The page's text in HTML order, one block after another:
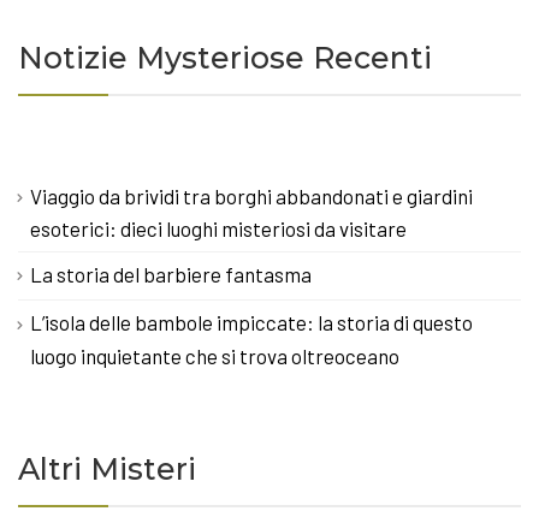
Notizie Mysteriose Recenti
Viaggio da brividi tra borghi abbandonati e giardini
esoterici: dieci luoghi misteriosi da visitare
La storia del barbiere fantasma
L’isola delle bambole impiccate: la storia di questo
luogo inquietante che si trova oltreoceano
Altri Misteri